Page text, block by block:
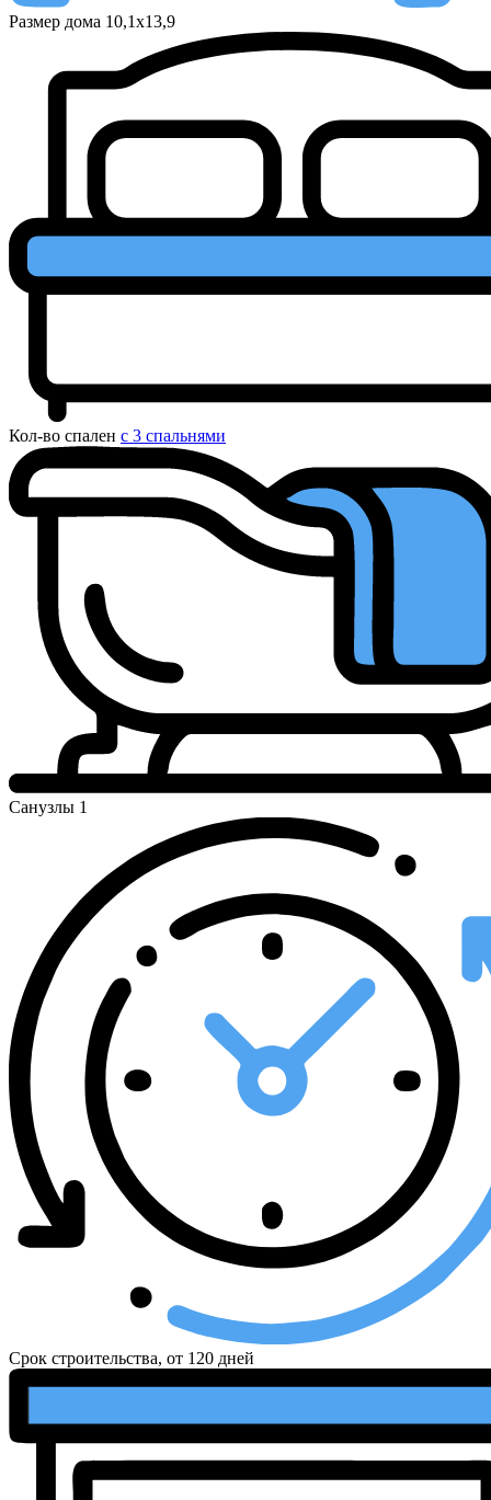
Размер дома 10,1х13,9
Кол-во спален с 3 спальнями
Санузлы 1
Срок строительства, от 120 дней